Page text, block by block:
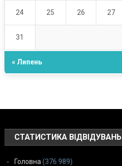
24 25 26 27
31
« Липень
СТАТИСТИКА ВІДВІДУВАНЬ
Головна (376 989)